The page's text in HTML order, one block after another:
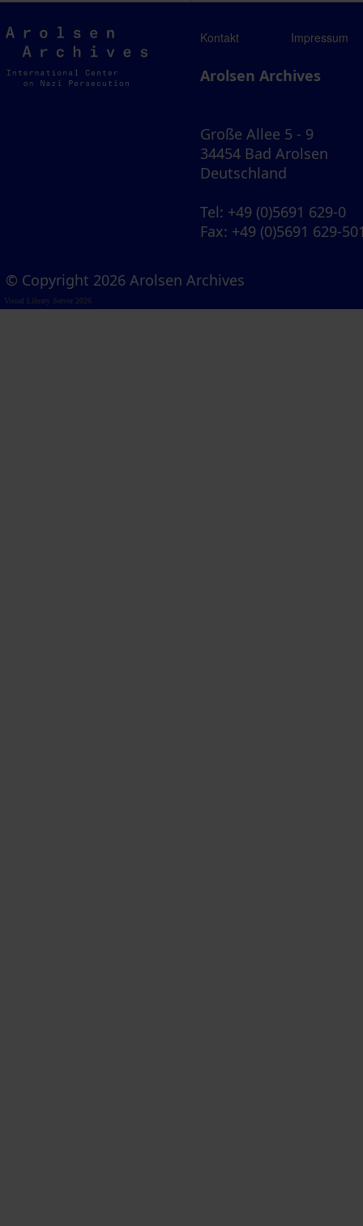
Arolsen
Archives
Kontakt Impressum
Arolsen Archives
Große Allee 5 - 9
34454 Bad Arolsen
Deutschland
Tel: +49 (0)5691 629-0
Fax: +49 (0)5691 629-
© Copyright 2026 Arolsen Archives
Visual Library Server 2026